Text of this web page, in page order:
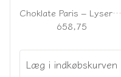
Choklate Paris – Lyserød tylnederdel
658,75
Læg i indkøbskurven